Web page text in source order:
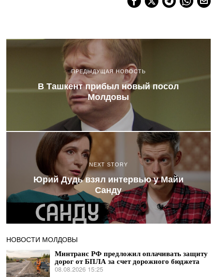
ПРЕДЫДУЩАЯ НОВОСТЬ
В Ташкент прибыл новый посол
Молдовы
NEXT STORY
Юрий Дудь взял интервью у Майи
Санду
НОВОСТИ МОЛДОВЫ
Минтранс РФ предложил оплачивать защиту
дорог от БПЛА за счет дорожного бюджета
08.08.2026 15:25